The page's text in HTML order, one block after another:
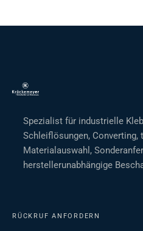
Spezialist für industrielle
Schleiflösungen, Converting,
Materialauswahl,
herstellerunabhängige
RÜCKRUF ANFORDERN